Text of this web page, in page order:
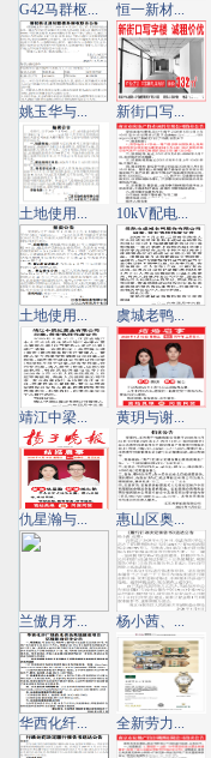
G42马群枢... 恒一新材...
姚玉华与... 新街口写...
土地使用... 10kV配电...
土地使用... 虞城老鸭...
靖江中梁... 黄玥与谢...
仇星瀚与... 惠山区奥...
兰傲月牙... 杨小茜、...
华西化纤... 全新劳力...